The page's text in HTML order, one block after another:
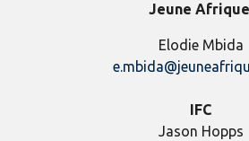
Jeune
Elodie Mbida
IFC
Jason Hopps